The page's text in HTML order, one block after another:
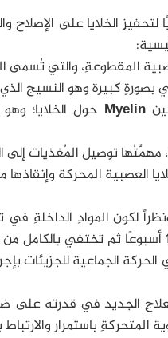
الخلايا على
Myelin حول الخلايا؛
لكون الموادِ الداخلةِ
مُغذياتٍ للخلايا في غضون 12 أسبوعًا
الجماعية للجزيئات
المتحركةِ باستمرار